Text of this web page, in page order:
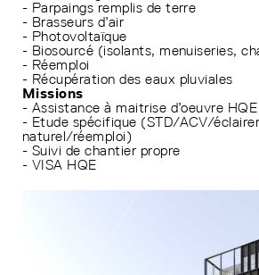
- Parpaings remplis de terre
- Brasseurs d’air
- Photovoltaïque
- Biosourcé (isolants, menuiseries,
- Réemploi
- Récupération des eaux pluviales
Missions
- Assistance à maitrise d’oeuvre HQE
- Etude spécifique (STD/ACV/
naturel/réemploi)
- Suivi de chantier propre
- VISA HQE